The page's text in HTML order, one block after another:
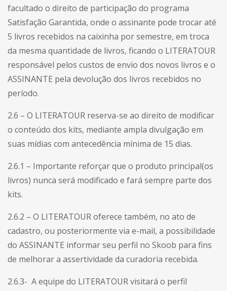
facultado o direito de participação do programa
Satisfação Garantida, onde o assinante pode trocar até
5 livros recebidos na caixinha por semestre, em troca
da mesma quantidade de livros, ficando o LITERATOUR
responsável pelos custos de envio dos novos livros e o
ASSINANTE pela devolução dos livros recebidos no
período.
2.6 – O LITERATOUR reserva-se ao direito de modificar
o conteúdo dos kits, mediante ampla divulgação em
suas mídias com antecedência mínima de 15 dias.
2.6.1 – Importante reforçar que o produto principal(os
livros) nunca será modificado e fará sempre parte dos
kits.
2.6.2 – O LITERATOUR oferece também, no ato de
cadastro, ou posteriormente via e-mail, a possibilidade
do ASSINANTE informar seu perfil no Skoob para fins
de melhorar a assertividade da curadoria recebida.
2.6.3- A equipe do LITERATOUR visitará o perfil